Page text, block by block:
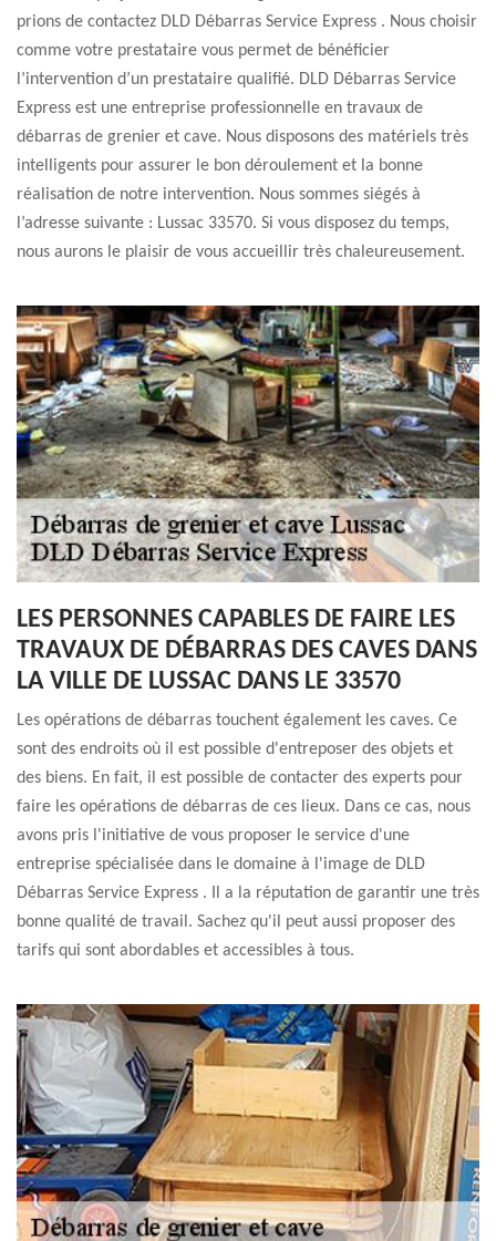
prions de contactez DLD Débarras Service Express . Nous choisir
comme votre prestataire vous permet de bénéficier
l’intervention d’un prestataire qualifié. DLD Débarras Service
Express est une entreprise professionnelle en travaux de
débarras de grenier et cave. Nous disposons des matériels très
intelligents pour assurer le bon déroulement et la bonne
réalisation de notre intervention. Nous sommes siégés à
l’adresse suivante : Lussac 33570. Si vous disposez du temps,
nous aurons le plaisir de vous accueillir très chaleureusement.
LES PERSONNES CAPABLES DE FAIRE LES
TRAVAUX DE DÉBARRAS DES CAVES DANS
LA VILLE DE LUSSAC DANS LE 33570
Les opérations de débarras touchent également les caves. Ce
sont des endroits où il est possible d'entreposer des objets et
des biens. En fait, il est possible de contacter des experts pour
faire les opérations de débarras de ces lieux. Dans ce cas, nous
avons pris l'initiative de vous proposer le service d'une
entreprise spécialisée dans le domaine à l'image de DLD
Débarras Service Express . Il a la réputation de garantir une très
bonne qualité de travail. Sachez qu'il peut aussi proposer des
tarifs qui sont abordables et accessibles à tous.